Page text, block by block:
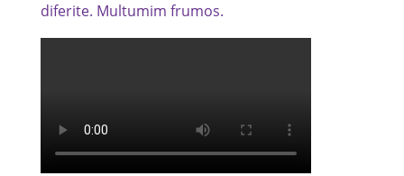
diferite. Multumim frumos.